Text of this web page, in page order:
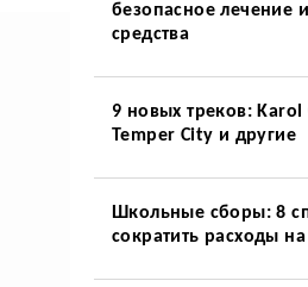
безопасное лечение
средства
9 новых треков: Karol
Temper City и другие
Школьные сборы: 8
сократить расходы